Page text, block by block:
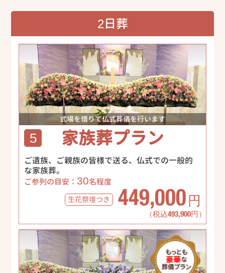
2日葬
式場を借りて仏式葬儀を行います
5 家族葬プラン
ご遺族、ご親族の皆様で送る、仏式での一般的
な家族葬。
ご参列の目安： 30名程度
生花祭壇つき 449,000 円
（税込493,900円）